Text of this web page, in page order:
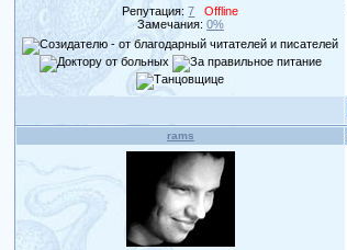
Репутация:7
Offline
Замечания: 0%
rams